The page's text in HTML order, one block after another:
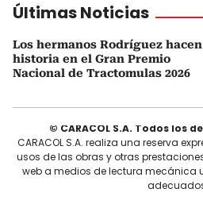
Últimas Noticias
Los hermanos Rodríguez hacen
historia en el Gran Premio
Nacional de Tractomulas 2026
© CARACOL S.A. Todos los
CARACOL S.A. realiza una reserva
usos de las obras y otras
web a medios de lectura mecánica